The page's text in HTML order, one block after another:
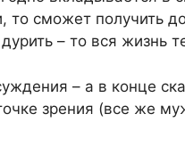
то сможет получить
– то вся жизнь
– а в конце
зрения (все же